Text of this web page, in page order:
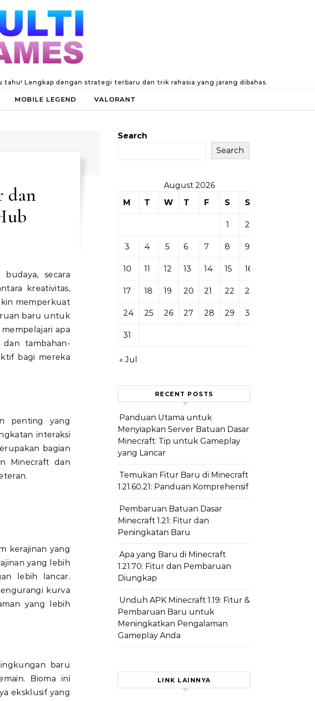
Lengkap dengan strategi terbaru dan trik rahasia yang jarang dibahas.
MOBILE LEGEND VALORANT
dan
kreativitas,
memperkuat
baru untuk
apa
tambahan-
bagi mereka
penting yang
interaksi
bagian
Minecraft dan
kerajinan yang
yang lebih
lebih lancar.
kurva
yang lebih
baru
Bioma ini
eksklusif yang
Search
Search
August 2026
M
T W T F S S
1 2
3 4 5 6 7 8 9
10 11 12 13 14 15 16
17 18 19 20 21 22 23
24 25 26 27 28 29 30
31
« Jul
RECENT POSTS
Panduan Utama untuk
Menyiapkan Server Batuan Dasar
Minecraft: Tip untuk Gameplay
yang Lancar
Temukan Fitur Baru di Minecraft
1.21.60.21: Panduan Komprehensif
Pembaruan Batuan Dasar
Minecraft 1.21: Fitur dan
Peningkatan Baru
Apa yang Baru di Minecraft
1.21.70: Fitur dan Pembaruan
Diungkap
Unduh APK Minecraft 1.19: Fitur &
Pembaruan Baru untuk
Meningkatkan Pengalaman
Gameplay Anda
LINK LAINNYA